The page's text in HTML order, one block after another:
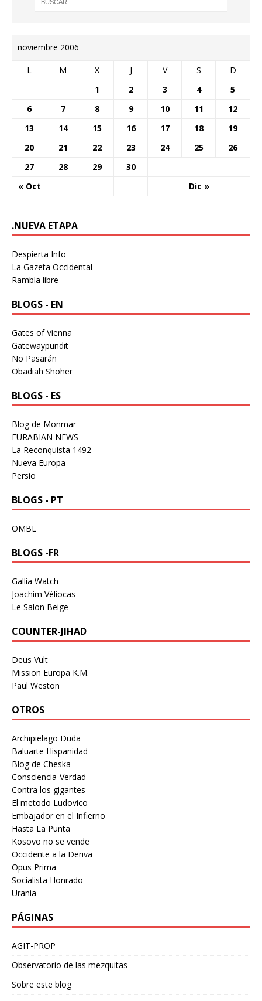
noviembre 2006
L M X J V S D
« Oct Dic »
1 2 3 4
5
6
7 8 9 10 11
12
13
14 15 16 17 18
19
20
21 22 23 24 25
26
27
28 29 30
.NUEVA ETAPA
Despierta Info
La Gazeta Occidental
Rambla libre
BLOGS - EN
Gates of Vienna
Gatewaypundit
No Pasarán
Obadiah Shoher
BLOGS - ES
Blog de Monmar
EURABIAN NEWS
La Reconquista 1492
Nueva Europa
Persio
BLOGS - PT
OMBL
BLOGS -FR
Gallia Watch
Joachim Véliocas
Le Salon Beige
COUNTER-JIHAD
Deus Vult
Mission Europa K.M.
Paul Weston
OTROS
Archipielago Duda
Baluarte Hispanidad
Blog de Cheska
Consciencia-Verdad
Contra los gigantes
El metodo Ludovico
Embajador en el Infierno
Hasta La Punta
Kosovo no se vende
Occidente a la Deriva
Opus Prima
Socialista Honrado
Urania
PÁGINAS
AGIT-PROP
Observatorio de las mezquitas
Sobre este blog